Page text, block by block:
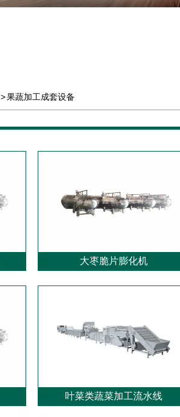
大枣脆片膨化机
叶菜类蔬菜加工流水线
>果蔬加工成套设备